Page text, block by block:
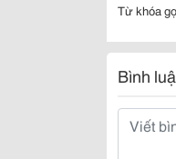
Từ khóa
Bình